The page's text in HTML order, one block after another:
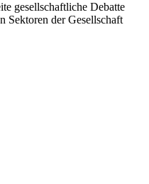
gesellschaftliche Debatte
Sektoren der Gesellschaft